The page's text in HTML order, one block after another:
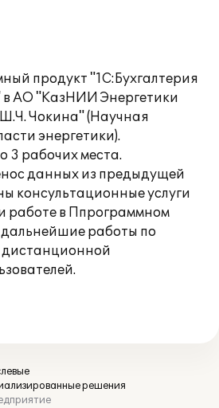
продукт "1С:Бухгалтерия
в АО "КазНИИ Энергетики
Чокина" (Научная
энергетики).
3 рабочих места.
данных из предыдущей
консультационные услуги
работе в Ппрограммном
дальнейшие работы по
решения